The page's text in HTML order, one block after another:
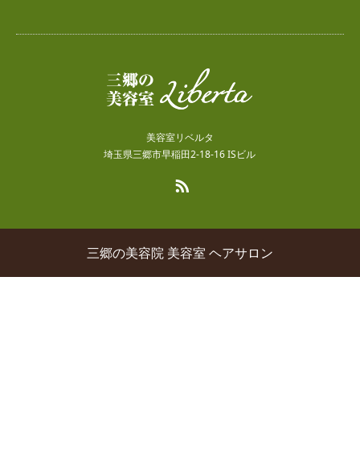
美容室リベルタ
埼玉県三郷市早稲田2-18-16 ISビル
三郷の美容院 美容室 ヘアサロン